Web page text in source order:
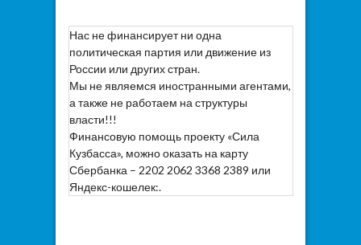
Нас не финансирует ни одна
политическая партия или движение из
России или других стран.
Мы не являемся иностранными агентами,
а также не работаем на структуры
власти!!!
Финансовую помощь проекту «Сила
Кузбасса», можно оказать на карту
Сбербанка – 2202 2062 3368 2389 или
Яндекс-кошелек:.